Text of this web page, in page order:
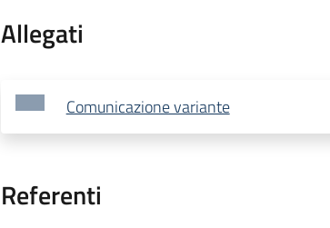
Allegati
Comunicazione variante
Referenti